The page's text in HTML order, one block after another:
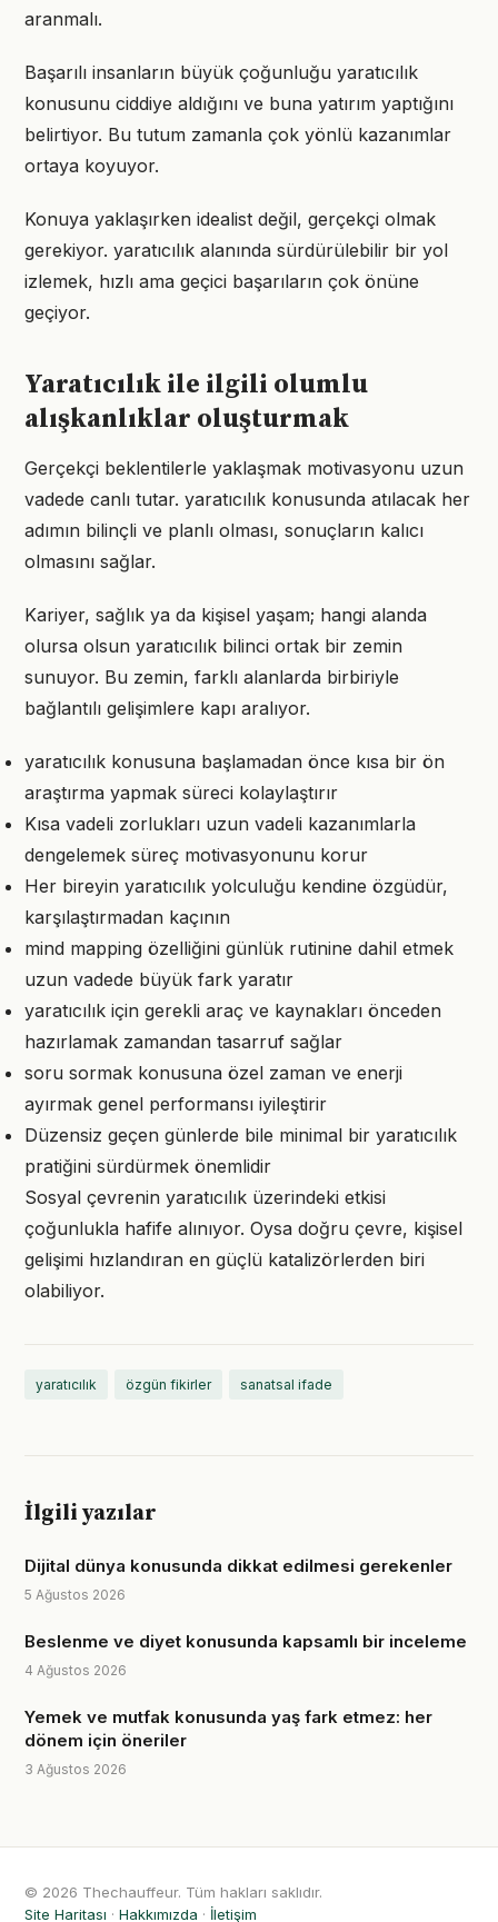
aranmalı.
Başarılı insanların büyük çoğunluğu yaratıcılık
konusunu ciddiye aldığını ve buna yatırım yaptığını
belirtiyor. Bu tutum zamanla çok yönlü kazanımlar
ortaya koyuyor.
Konuya yaklaşırken idealist değil, gerçekçi olmak
gerekiyor. yaratıcılık alanında sürdürülebilir bir yol
izlemek, hızlı ama geçici başarıların çok önüne
geçiyor.
Yaratıcılık ile ilgili olumlu
alışkanlıklar oluşturmak
Gerçekçi beklentilerle yaklaşmak motivasyonu uzun
vadede canlı tutar. yaratıcılık konusunda atılacak her
adımın bilinçli ve planlı olması, sonuçların kalıcı
olmasını sağlar.
Kariyer, sağlık ya da kişisel yaşam; hangi alanda
olursa olsun yaratıcılık bilinci ortak bir zemin
sunuyor. Bu zemin, farklı alanlarda birbiriyle
bağlantılı gelişimlere kapı aralıyor.
yaratıcılık konusuna başlamadan önce kısa bir ön
araştırma yapmak süreci kolaylaştırır
Kısa vadeli zorlukları uzun vadeli kazanımlarla
dengelemek süreç motivasyonunu korur
Her bireyin yaratıcılık yolculuğu kendine özgüdür,
karşılaştırmadan kaçının
mind mapping özelliğini günlük rutinine dahil etmek
uzun vadede büyük fark yaratır
yaratıcılık için gerekli araç ve kaynakları önceden
hazırlamak zamandan tasarruf sağlar
soru sormak konusuna özel zaman ve enerji
ayırmak genel performansı iyileştirir
Düzensiz geçen günlerde bile minimal bir yaratıcılık
pratiğini sürdürmek önemlidir
Sosyal çevrenin yaratıcılık üzerindeki etkisi
çoğunlukla hafife alınıyor. Oysa doğru çevre, kişisel
gelişimi hızlandıran en güçlü katalizörlerden biri
olabiliyor.
yaratıcılık özgün fikirler sanatsal ifade
İlgili yazılar
Dijital dünya konusunda dikkat edilmesi gerekenler
5 Ağustos 2026
Beslenme ve diyet konusunda kapsamlı bir inceleme
4 Ağustos 2026
Yemek ve mutfak konusunda yaş fark etmez: her
dönem için öneriler
3 Ağustos 2026
© 2026 Thechauffeur. Tüm hakları saklıdır.
Site Haritası · Hakkımızda · İletişim